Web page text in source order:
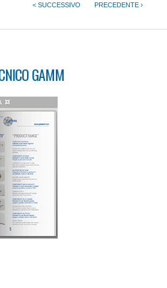
< SUCCESSIVO PRECEDENTE ›
GAMM